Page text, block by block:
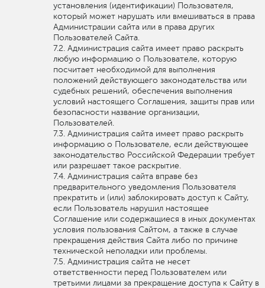
установления (идентификации) Пользователя,
который может нарушать или вмешиваться в права
Администрации сайта или в права других
Пользователей Сайта.
Администрация сайта имеет право раскрыть
любую информацию о Пользователе, которую
посчитает необходимой для выполнения
положений действующего законодательства или
судебных решений, обеспечения выполнения
условий настоящего Соглашения, защиты прав или
безопасности название организации,
Пользователей.
Администрация сайта имеет право раскрыть
информацию о Пользователе, если действующее
законодательство Российской Федерации требует
или разрешает такое раскрытие.
Администрация сайта вправе без
предварительного уведомления Пользователя
прекратить и (или) заблокировать доступ к Сайту,
если Пользователь нарушил настоящее
Соглашение или содержащиеся в иных документах
условия пользования Сайтом, а также в случае
прекращения действия Сайта либо по причине
технической неполадки или проблемы.
Администрация сайта не несет
ответственности перед Пользователем или
третьими лицами за прекращение доступа к Сайту в